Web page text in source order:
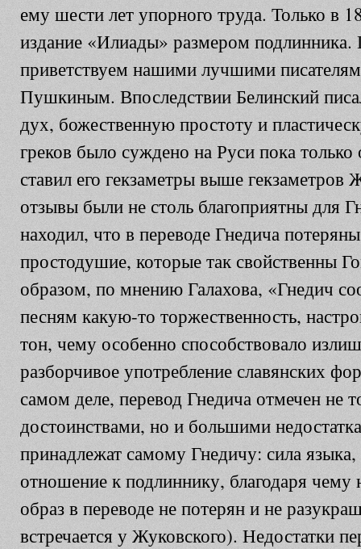
ему шести лет упорного труда. Только в
издание «Илиады» размером подлинника.
приветствуем нашими лучшими
Пушкиным. Впоследствии Белинский
дух, божественную простоту и
греков было суждено на Руси пока
ставил его гекзаметры выше гекзаметров
отзывы были не столь благоприятны для
находил, что в переводе Гнедича
простодушие, которые так свойственны
образом, по мнению Галахова, «Гнедич
песням какую-то торжественность,
тон, чему особенно способствовало
разборчивое употребление славянских
самом деле, перевод Гнедича отмечен не
достоинствами, но и большими
принадлежат самому Гнедичу: сила языка,
отношение к подлиннику, благодаря чему
образ в переводе не потерян и не
встречается у Жуковского). Недостатки